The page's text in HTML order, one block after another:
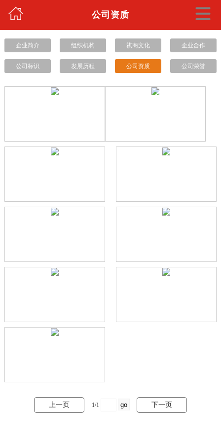
公司资质
企业简介 组织机构 祺商文化 企业合作
公司标识 发展历程 公司资质 公司荣誉
上一页 1/1 下一页